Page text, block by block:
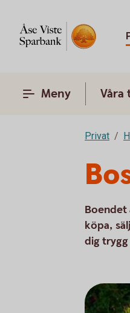
Meny Våra
Privat
Boendet
köpa,
dig